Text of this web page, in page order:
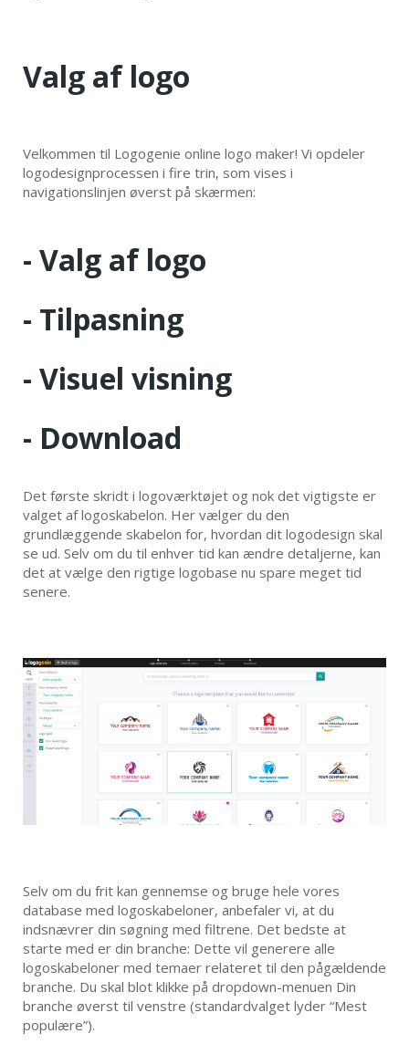
Valg af logo
Velkommen til Logogenie online logo maker! Vi opdeler
logodesignprocessen i fire trin, som vises i
navigationslinjen øverst på skærmen:
- Valg af logo
- Tilpasning
- Visuel visning
- Download
Det første skridt i logoværktøjet og nok det vigtigste er
valget af logoskabelon. Her vælger du den
grundlæggende skabelon for, hvordan dit logodesign skal
se ud. Selv om du til enhver tid kan ændre detaljerne, kan
det at vælge den rigtige logobase nu spare meget tid
senere.
Selv om du frit kan gennemse og bruge hele vores
database med logoskabeloner, anbefaler vi, at du
indsnævrer din søgning med filtrene. Det bedste at
starte med er din branche: Dette vil generere alle
logoskabeloner med temaer relateret til den pågældende
branche. Du skal blot klikke på dropdown-menuen Din
branche øverst til venstre (standardvalget lyder “Mest
populære”).